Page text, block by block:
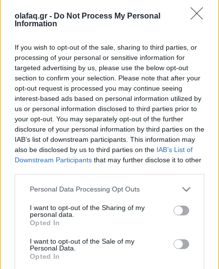
olafaq.gr - Do Not Process My Personal
Information
If you wish to opt-out of the sale, sharing to third parties, or
processing of your personal or sensitive information for
targeted advertising by us, please use the below opt-out
section to confirm your selection. Please note that after your
opt-out request is processed you may continue seeing
interest-based ads based on personal information utilized by
us or personal information disclosed to third parties prior to
your opt-out. You may separately opt-out of the further
disclosure of your personal information by third parties on the
IAB’s list of downstream participants. This information may
also be disclosed by us to third parties on the IAB’s List of
Downstream Participants that may further disclose it to other
Personal Data Processing Opt Outs
I want to opt-out of the Sharing of my
personal data.
Opted In
I want to opt-out of the Sale of my
Personal Data.
Opted In
17.02.26
Με έργο που στηρίζεται στην αντίθεση και τη συνδημιουργία,
οι Στέλλα και Μαρία Παπά διακρίνονται διεθνώς και
ετοιμάζουν μια πυκνή χρονιά συμμετοχών σε Biennale, Art
Fair και μεγάλους θεσμούς.
Εικαστικά
Library of Us: Η βιβλιοθήκη που κάνει τα
κύματα να διαβάζουν